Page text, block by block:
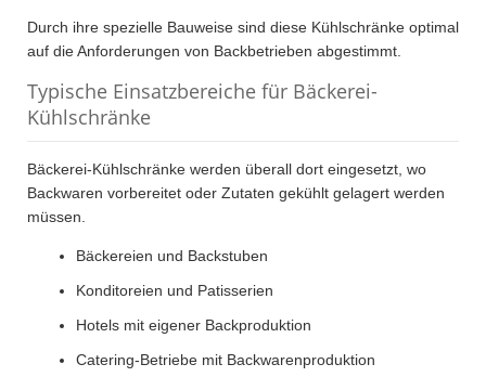
Durch ihre spezielle Bauweise sind diese Kühlschränke optimal
auf die Anforderungen von Backbetrieben abgestimmt.
Typische Einsatzbereiche für Bäckerei-
Kühlschränke
Bäckerei-Kühlschränke werden überall dort eingesetzt, wo
Backwaren vorbereitet oder Zutaten gekühlt gelagert werden
müssen.
Bäckereien und Backstuben
Konditoreien und Patisserien
Hotels mit eigener Backproduktion
Catering-Betriebe mit Backwarenproduktion